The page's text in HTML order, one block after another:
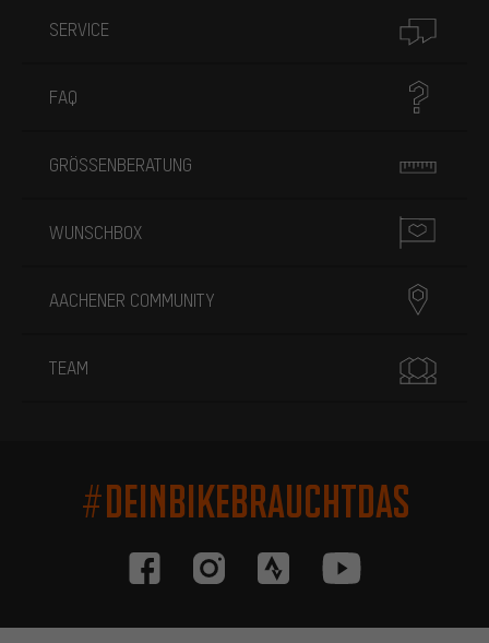
SERVICE
FAQ
GRÖSSENBERATUNG
WUNSCHBOX
AACHENER COMMUNITY
TEAM
#DEINBIKEBRAUCHTDAS